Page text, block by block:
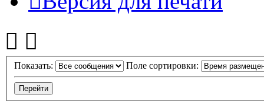
Показать: Поле сортировки: